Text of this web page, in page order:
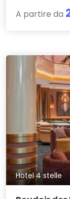
A partire da
Hotel 4 stelle